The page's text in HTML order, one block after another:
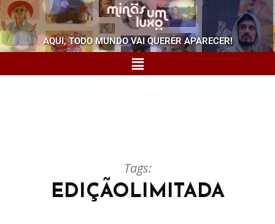
AQUI, TODO MUNDO VAI QUERER APARECER!
Tags:
EDIÇÃOLIMITADA